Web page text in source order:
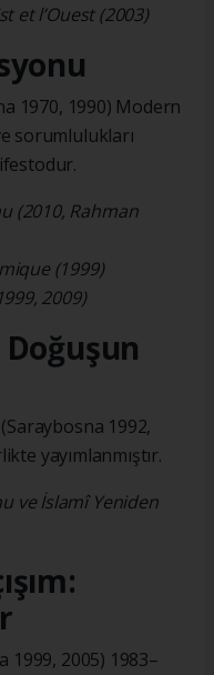
et l’Ouest (2003)
1970, 1990) Modern
sorumlulukları
(2010, Rahman
(1999)
2009)
1992,
yayımlanmıştır.
ve İslamî Yeniden
1999, 2005) 1983–